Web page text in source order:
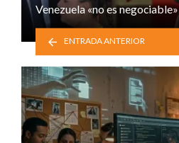
Venezuela «no es negociable»
ENTRADA ANTERIOR